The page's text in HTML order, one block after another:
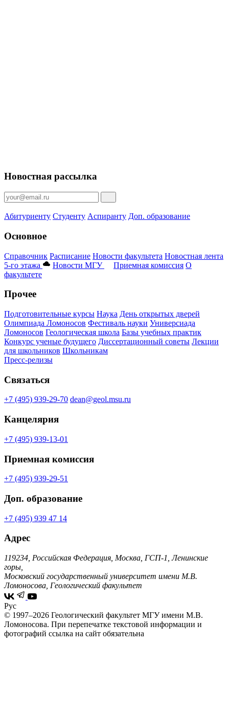
Новостная рассылка
Абитуриенту Студенту Аспиранту Доп. образование
Основное
Справочник Расписание Новости факультета Новостная лента
5-го этажа
Новости МГУ Приемная комиссия О
факультете
Прочее
Подготовительные курсы Наука День открытых дверей
Олимпиада Ломоносов Фестиваль науки Универсиада
Ломоносов Геологическая школа Базы учебных практик
Конкурс ученые будущего Диссертационный советы Лекции
для школьников Школьникам
Пресс-релизы
Связаться
+7 (495) 939-29-70 dean@geol.msu.ru
Канцелярия
+7 (495) 939-13-01
Приемная комиссия
+7 (495) 939-29-51
Доп. образование
+7 (495) 939 47 14
Адрес
119234, Российская Федерация, Москва, ГСП-1, Ленинские
горы,
Московский государственный университет имени М.В.
Ломоносова, Геологический факультет
Рус
© 1997–2026 Геологический факультет МГУ имени М.В.
Ломоносова. При перепечатке текстовой информации и
фотографий ссылка на сайт обязательна